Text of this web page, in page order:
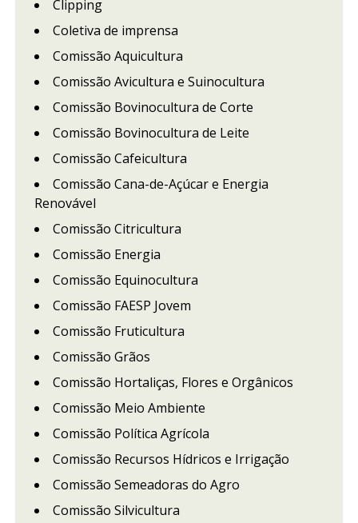
Clipping
Coletiva de imprensa
Comissão Aquicultura
Comissão Avicultura e Suinocultura
Comissão Bovinocultura de Corte
Comissão Bovinocultura de Leite
Comissão Cafeicultura
Comissão Cana-de-Açúcar e Energia
Renovável
Comissão Citricultura
Comissão Energia
Comissão Equinocultura
Comissão FAESP Jovem
Comissão Fruticultura
Comissão Grãos
Comissão Hortaliças, Flores e Orgânicos
Comissão Meio Ambiente
Comissão Política Agrícola
Comissão Recursos Hídricos e Irrigação
Comissão Semeadoras do Agro
Comissão Silvicultura